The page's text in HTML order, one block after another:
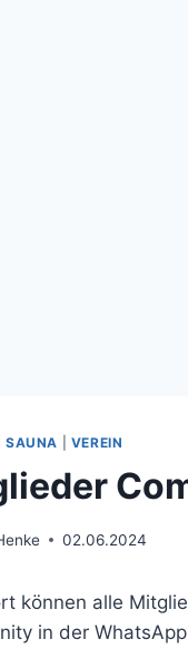
SAUNA VEREIN
02.06.2024
können alle
in der